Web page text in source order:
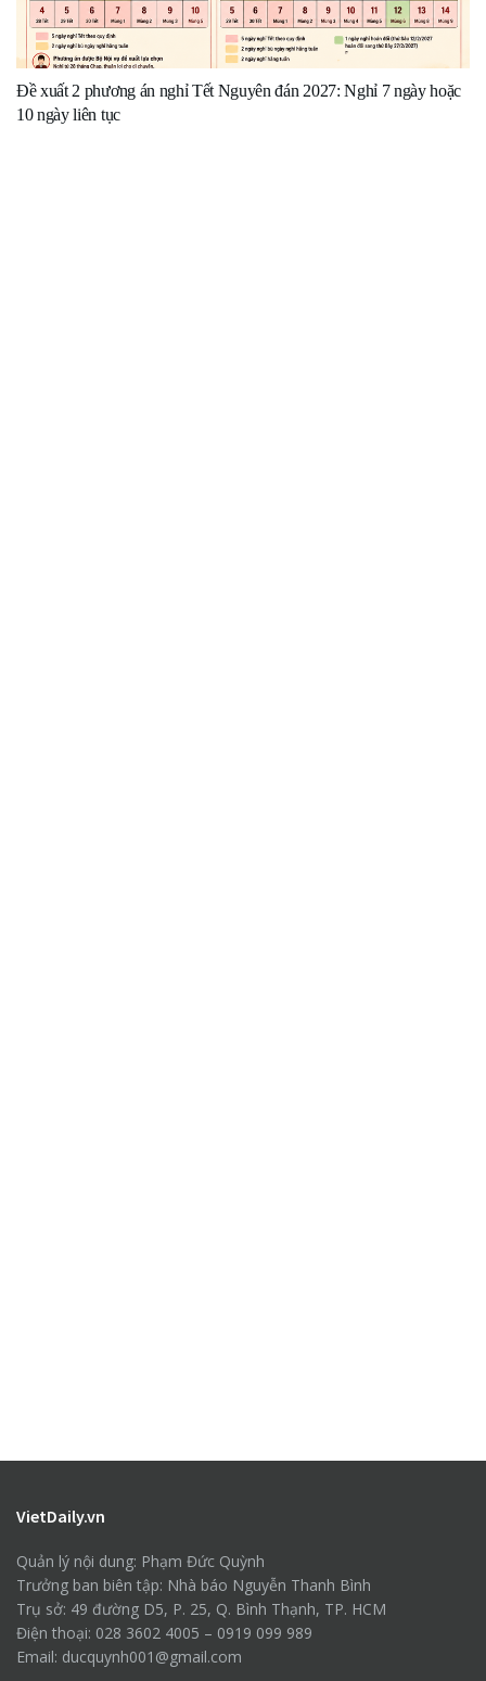
Đề xuất 2 phương án nghỉ Tết Nguyên đán 2027: Nghỉ 7 ngày hoặc
10 ngày liên tục
VietDaily.vn
Quản lý nội dung: Phạm Đức Quỳnh
Trưởng ban biên tập: Nhà báo Nguyễn Thanh Bình
Trụ sở: 49 đường D5, P. 25, Q. Bình Thạnh, TP. HCM
Điện thoại: 028 3602 4005 – 0919 099 989
Email: ducquynh001@gmail.com